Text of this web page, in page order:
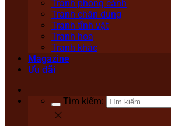
Tranh phong cảnh
Tranh chân dung
Tranh tĩnh vật
Tranh hoa
Tranh khác
Magazine
Ưu đãi
Tìm kiếm: